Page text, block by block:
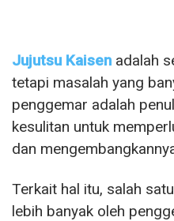
Jujutsu Kaisen adalah
tetapi masalah yang
penggemar adalah
kesulitan untuk
dan
Terkait hal itu, salah
lebih banyak oleh